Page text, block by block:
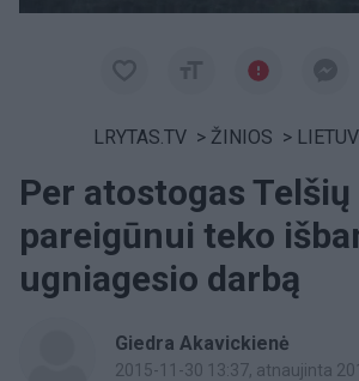
LRYTAS.TV > ŽINIOS >
Per atostogas Telšių
pareigūnui teko
ugniagesio darbą
Giedra Akavickienė
2015-11-30 13:37, atnaujinta